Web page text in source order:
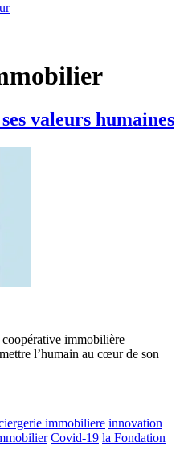
valeurs humaines
immobilière
l’humain au cœur de son
immobiliere innovation
Covid-19 la Fondation